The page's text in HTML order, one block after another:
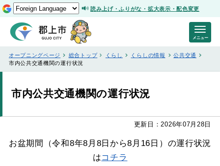
読み上げ・ふりがな・拡大表示・配色変更
オープニングページ 総合トップ くらし くらしの情報
公共交通
市内公共交通機関の運行状況
市内公共交通機関の運行状況
更新日：2026年07月28日
お盆期間（令和8年8月8日から8月16日）の運行状況
はコチラ
メニュー